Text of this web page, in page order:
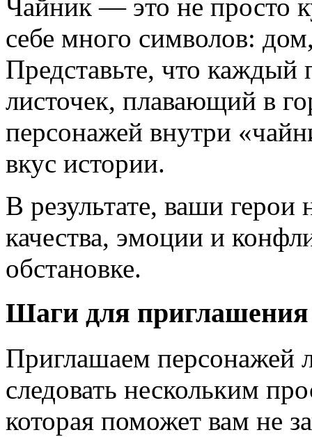
Чайник — это не просто
себе много символов:
Представьте, что
листочек, плавающий в
персонажей внутри
вкус истории.
В результате, ваши герои
качества, эмоции и
обстановке.
Шаги для
Приглашаем персонажей
следовать нескольким
которая поможет вам не